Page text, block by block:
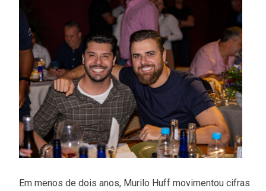
Em menos de dois anos, Murilo Huff movimentou cifras